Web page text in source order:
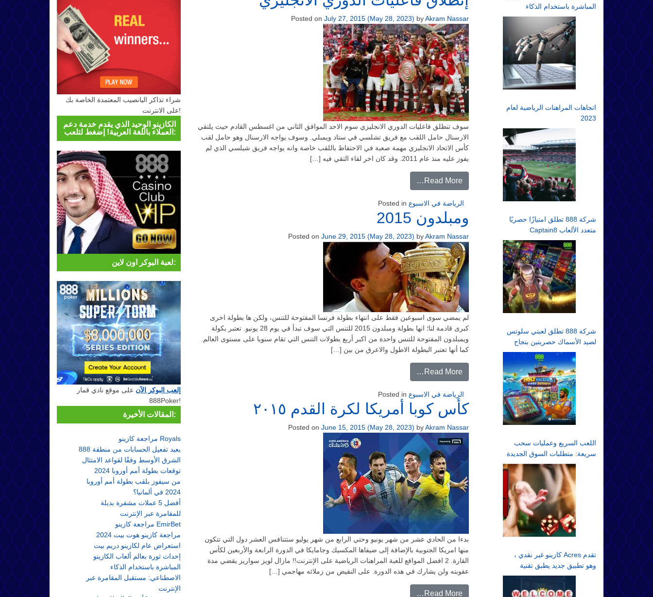
شراء تذاكر اليانصيب المعتمدة الخاصة بك
على الانترنت!
الكازينو الوحيد الذي يقدم خدمة دعم
العملاء باللغة العربية! إضغط لتلعب:
لعبة البوكر اون لاين:
إلعب البوكر الآن على موقع نادي قمار
888Poker!
المقالات الأخيرة:
مراجعة كازينو Royals
888 يعيد تفعيل الحسابات من منطقة
الشرق الأوسط وفقًا لقواعد الامتثال
توقعات بطولة أمم أوروبا 2024
من سيفوز بلقب بطولة أمم أوروبا
2024 في ألمانيا؟
أفضل 5 عملات مشفرة بديلة
للمقامرة عبر الإنترنت
مراجعة كازينو EmirBet
مراجعة كازينو هوت بيت 2024
استعراض عام لكازينو دريم بيت
إحداث ثورة بعالم ألعاب الكازينو
المباشرة باستخدام الذكاء
الاصطناعي: مستقبل المقامرة عبر
الإنترنت
Posted on July 27, 2015(May 28, 2023) byAkram Nassar
سوف تنظلق فاعليات الدوري الانجليزي سوم الاحد الموافق الثاني من اغسطس القادم حيث يلتقي
الارسنال حامل اللقب مع فريق تشلسي في ستاد ويمبلي. وسوف يواجه الارسنال وهو حامل لقب
كأس الاتحاد الانجليزي مهمة صعبة في الاحتفاظ باللقب خاصة وانه يواجه فريق شيلسي الذي لم
يفوز عليه منذ عام 2011. وقد كان اخر لقاء التقي فيه […]
Read More…
Posted in الرياضة في الاسبوع
ومبلدون 2015
Posted on June 29, 2015(May 28, 2023) byAkram Nassar
لم يمضي سوى اسبوعين فقط على انتهاء بطولة فرنسا المفتوحة للتنس، ولكن ها بطولة اخرى
كبرى قادمة لنا؛ انها بطولة ومبلدون 2015 للتنس التي سوف تبدأ في يوم 28 يونيو. تعتبر بكولة
ويمبلدون المفتوحة للتنس واحدة من اكبر أربع بطولات التنس التي تقام سنويا على مستوى العالم.
كما أنها تعتبر البطولة الاطول والاعرق من بين […]
Read More…
Posted in الرياضة في الاسبوع
كأس كوبا أمريكا لكرة القدم ٢٠١٥
Posted on June 15, 2015(May 28, 2023) byAkram Nassar
بدءا من الحادي عشر من شهر يونيو وحتي الرابع من شهر يوليو ستتنافس العشر دول التي تتكون
منها امريكا الجنوبية بالإضافة إلى ضيفاها المكسيك وجامايكا في الدورة الرابعة والأربعين لكأس
القارة. 2 افضل المواقع للعبة المراهنات الرياضية على الإنترنت!! مازال لويز سواريز يقضي مدة
عقوبته ولن يشارك في هذه الدورة. على النقيض من زملائه مهاجمي […]
Read More…
المباشرة باستخدام الذكاء
الاصطناعي: مستقبل المقامرة
عبر الإنترنت
اتجاهات المراهنات الرياضية لعام
2023
شركة 888 تطلق امتيازًا حصريًا
متعدد الألعاب Captain8
شركة 888 تطلق لعبتي سلوتس
لصيد الأسماك حصريتين بنجاح
اللعب السريع وعمليات سحب
سريعة: متطلبات السوق الجديدة
تقدم Acres كازينو غير نقدي ،
وهو تطبيق جديد يطبق تقنية
الألعاب غير النقدية